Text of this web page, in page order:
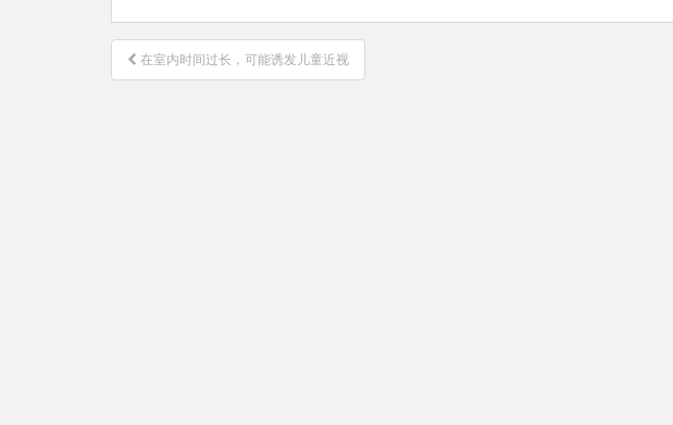
文
章
在室内时间过长，可能诱发儿童近视